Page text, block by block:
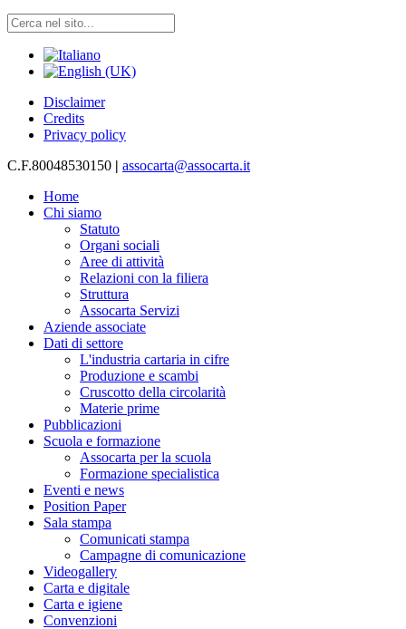
Disclaimer
Credits
Privacy policy
C.F.80048530150 | assocarta@assocarta.it
Home
Chi siamo
Statuto
Organi sociali
Aree di attività
Relazioni con la filiera
Struttura
Assocarta Servizi
Aziende associate
Dati di settore
L'industria cartaria in cifre
Produzione e scambi
Cruscotto della circolarità
Materie prime
Pubblicazioni
Scuola e formazione
Assocarta per la scuola
Formazione specialistica
Eventi e news
Position Paper
Sala stampa
Comunicati stampa
Campagne di comunicazione
Videogallery
Carta e digitale
Carta e igiene
Convenzioni